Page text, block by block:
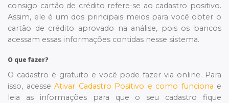
consigo cartão de crédito refere-se ao cadastro positivo.
Assim, ele é um dos principais meios para você obter o
cartão de crédito aprovado na análise, pois os bancos
acessam essas informações contidas nesse sistema.
O que fazer?
O cadastro é gratuito e você pode fazer via online. Para
isso, acesse Ativar Cadastro Positivo e como funciona e
leia as informações para que o seu cadastro fique